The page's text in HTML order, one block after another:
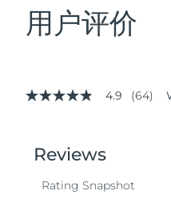
用户评价
4.9
stars,
average
value.
4.9 (64)